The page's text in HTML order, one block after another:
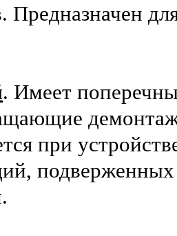
Предназначен
. Имеет
при